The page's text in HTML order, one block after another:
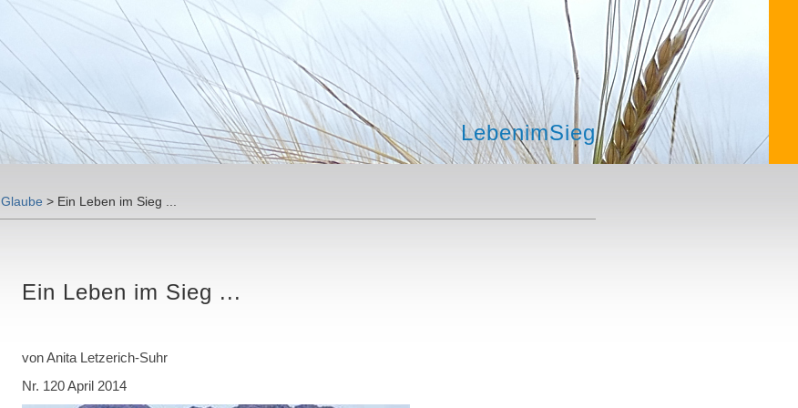
LebenimSieg
Glaube > Ein Leben im Sieg ...
Ein Leben im Sieg ...
von Anita Letzerich-Suhr
Nr. 120 April 2014